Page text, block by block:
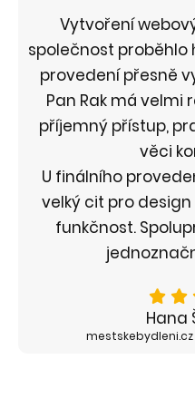
Vytvoření
společnost proběhlo
provedení přesně
Pan Rak má velmi
příjemný přístup,
věci
U finálního
velký cit pro
funkčnost.
Hana
mestskebydleni.cz